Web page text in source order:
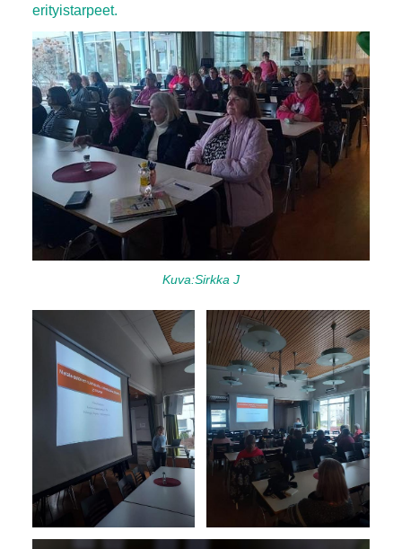
erityistarpeet.
Kuva:Sirkka J